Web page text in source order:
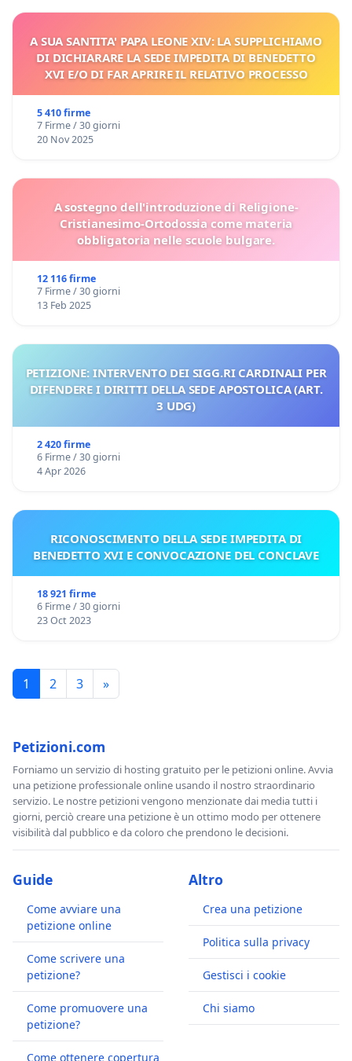
A SUA SANTITA' PAPA LEONE XIV: LA SUPPLICHIAMO
DI DICHIARARE LA SEDE IMPEDITA DI BENEDETTO
XVI E/O DI FAR APRIRE IL RELATIVO PROCESSO
5 410 firme
7 Firme / 30 giorni
20 Nov 2025
A sostegno dell'introduzione di Religione-
Cristianesimo-Ortodossia come materia
obbligatoria nelle scuole bulgare.
12 116 firme
7 Firme / 30 giorni
13 Feb 2025
PETIZIONE: INTERVENTO DEI SIGG.RI CARDINALI PER
DIFENDERE I DIRITTI DELLA SEDE APOSTOLICA (ART.
3 UDG)
2 420 firme
6 Firme / 30 giorni
4 Apr 2026
RICONOSCIMENTO DELLA SEDE IMPEDITA DI
BENEDETTO XVI E CONVOCAZIONE DEL CONCLAVE
18 921 firme
6 Firme / 30 giorni
23 Oct 2023
1 2 3 »
Petizioni.com
Forniamo un servizio di hosting gratuito per le petizioni online. Avvia
una petizione professionale online usando il nostro straordinario
servizio. Le nostre petizioni vengono menzionate dai media tutti i
giorni, perciò creare una petizione è un ottimo modo per ottenere
visibilità dal pubblico e da coloro che prendono le decisioni.
Guide
Come avviare una
petizione online
Come scrivere una
petizione?
Come promuovere una
petizione?
Come ottenere copertura
Altro
Crea una petizione
Politica sulla privacy
Gestisci i cookie
Chi siamo